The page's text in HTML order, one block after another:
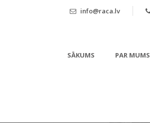
info@raca.lv
SĀKUMS PAR MUMS